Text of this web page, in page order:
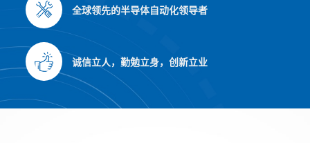
全球领先的半导体自动化领导者
诚信立人，勤勉立身，创新立业